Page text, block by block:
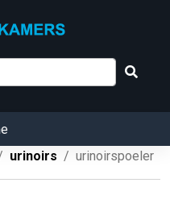
urinoirs urinoirspoeler